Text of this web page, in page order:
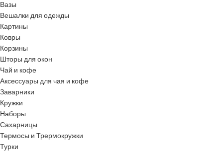
Вазы
Вешалки для одежды
Картины
Ковры
Корзины
Шторы для окон
Чай и кофе
Аксессуары для чая и кофе
Заварники
Кружки
Наборы
Сахарницы
Термосы и Трермокружки
Турки